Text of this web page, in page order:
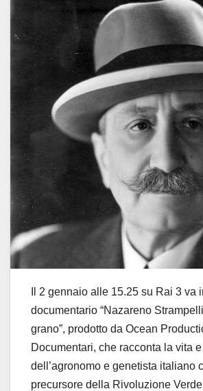
Il 2 gennaio alle 15.25 su Rai 3 va
documentario “Nazareno
grano”, prodotto da Ocean
Documentari, che racconta la vita e
dell’agronomo e genetista italiano
precursore della Rivoluzione